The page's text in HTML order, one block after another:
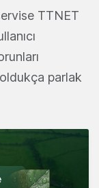
TTNET
parlak